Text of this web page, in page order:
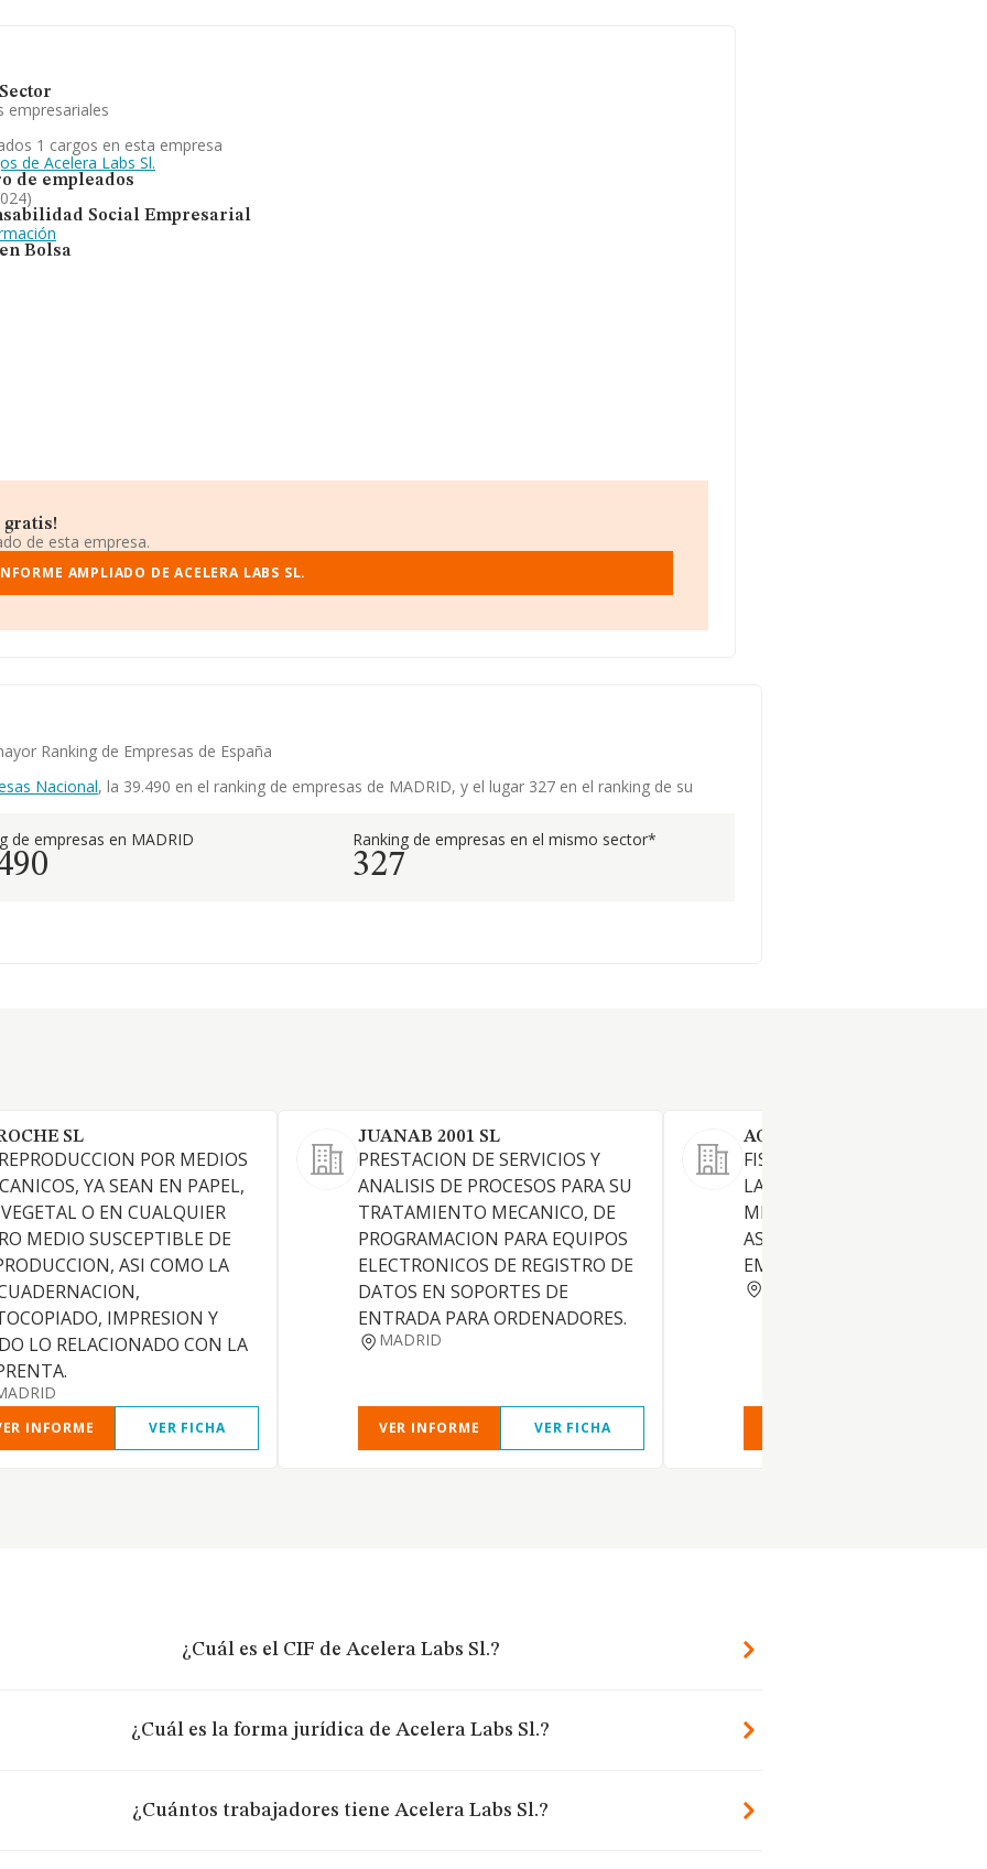
empresariales
1 cargos en esta empresa
de Acelera Labs Sl.
de empleados
Social Empresarial
Bolsa
gratis!
de esta empresa.
AMPLIADO DE ACELERA LABS SL.
Ranking de Empresas de España
Nacional, la 39.490 en el ranking de empresas de MADRID, y el lugar 327 en el ranking de su
de empresas en MADRID Ranking de empresas en el mismo sector*
327
SL
POR MEDIOS
YA SEAN EN PAPEL,
O EN CUALQUIER
MEDIO SUSCEPTIBLE DE
ASI COMO LA
IMPRESION Y
LO RELACIONADO CON LA
INFORME VER FICHA
JUANAB 2001 SL
PRESTACION DE SERVICIOS Y
ANALISIS DE PROCESOS PARA SU
TRATAMIENTO MECANICO, DE
PROGRAMACION PARA EQUIPOS
ELECTRONICOS DE REGISTRO DE
DATOS EN SOPORTES DE
ENTRADA PARA ORDENADORES.
MADRID
VER INFORME VER FICHA
AGEPYME SL.
FISCAL/GESTION
LABORAL, CONTABILIDAD,
MERCANTIL. PUNTO DE
ASESORAMIENTO PARA
EMPRENDEDORES
¿Cuál es el CIF de Acelera Labs Sl.?
¿Cuál es la forma jurídica de Acelera Labs Sl.?
¿Cuántos trabajadores tiene Acelera Labs Sl.?